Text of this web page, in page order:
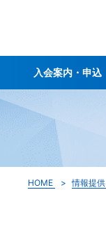
入会案内・申込
HOME 情報提供